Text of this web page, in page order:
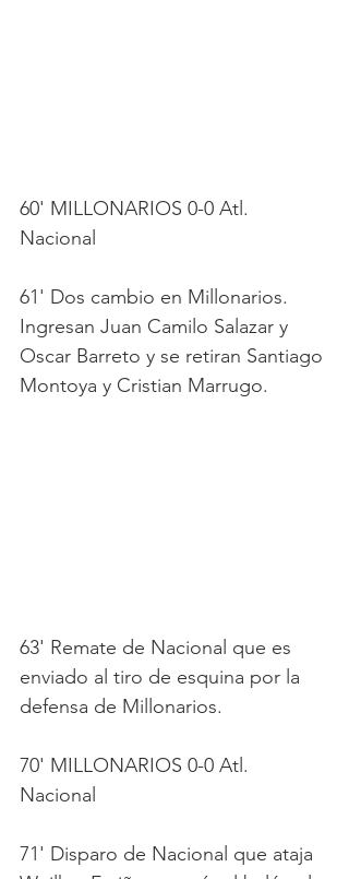
60' MILLONARIOS 0-0 Atl.
Nacional
61' Dos cambio en Millonarios.
Ingresan Juan Camilo Salazar y
Oscar Barreto y se retiran Santiago
Montoya y Cristian Marrugo.
63' Remate de Nacional que es
enviado al tiro de esquina por la
defensa de Millonarios.
70' MILLONARIOS 0-0 Atl.
Nacional
71' Disparo de Nacional que ataja